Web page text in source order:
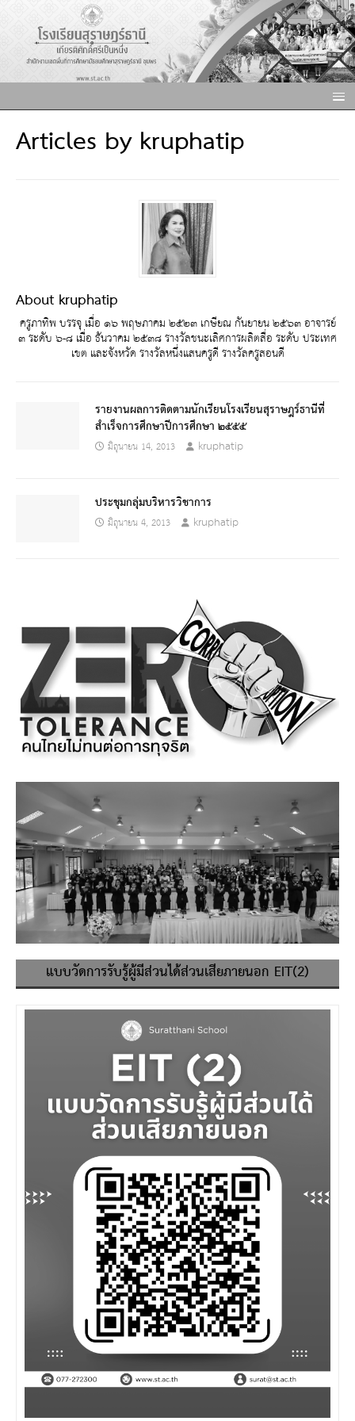
Articles bykruphatip
About kruphatip
ครูภาทิพ บรรจุ เมื่อ ๑๖ พฤษภาคม ๒๕๒๓ เกษียณ กันยายน ๒๕๖๓ อาจารย์
๓ ระดับ ๖-๘ เมื่อ ธันวาคม ๒๕๓๘ รางวัลชนะเลิศการผลิตสื่อ ระดับ ประเทศ
เขต และจังหวัด รางวัลหนึ่งแสนครูดี รางวัลครูสอนดี
รายงานผลการติดตามนักเรียนโรงเรียนสุราษฎร์ธานีที่
สำเร็จการศึกษาปีการศึกษา ๒๕๕๕
มิถุนายน 14, 2013 kruphatip
ประชุมกลุ่มบริหารวิชาการ
มิถุนายน 4, 2013 kruphatip
แบบวัดการรับรู้ผู้มีส่วนได้ส่วนเสียภายนอก EIT(2)